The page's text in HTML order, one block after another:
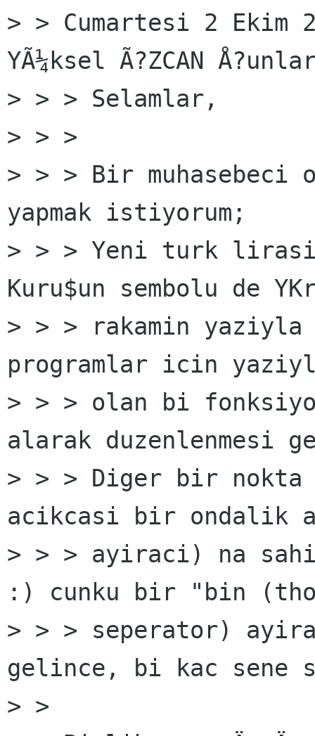
> > Cumartesi 2 Ekim
YÃ¼ksel Ã?ZCAN
> > > Selamlar,
> > >
> > > Bir muhasebeci
yapmak istiyorum;
> > > Yeni turk
Kuru$un sembolu de
> > > rakamin
programlar icin
> > > olan bi
alarak duzenlenmesi
> > > Diger bir
acikcasi bir ondalik
> > > ayiraci) na
:) cunku bir "bin
> > > seperator)
gelince, bi kac sene
> >